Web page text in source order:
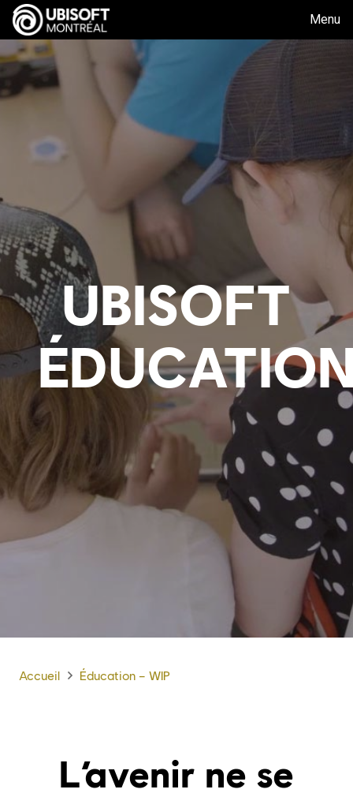
Menu
UBISOFT
Accueil Éducation – WIP
L’avenir ne se